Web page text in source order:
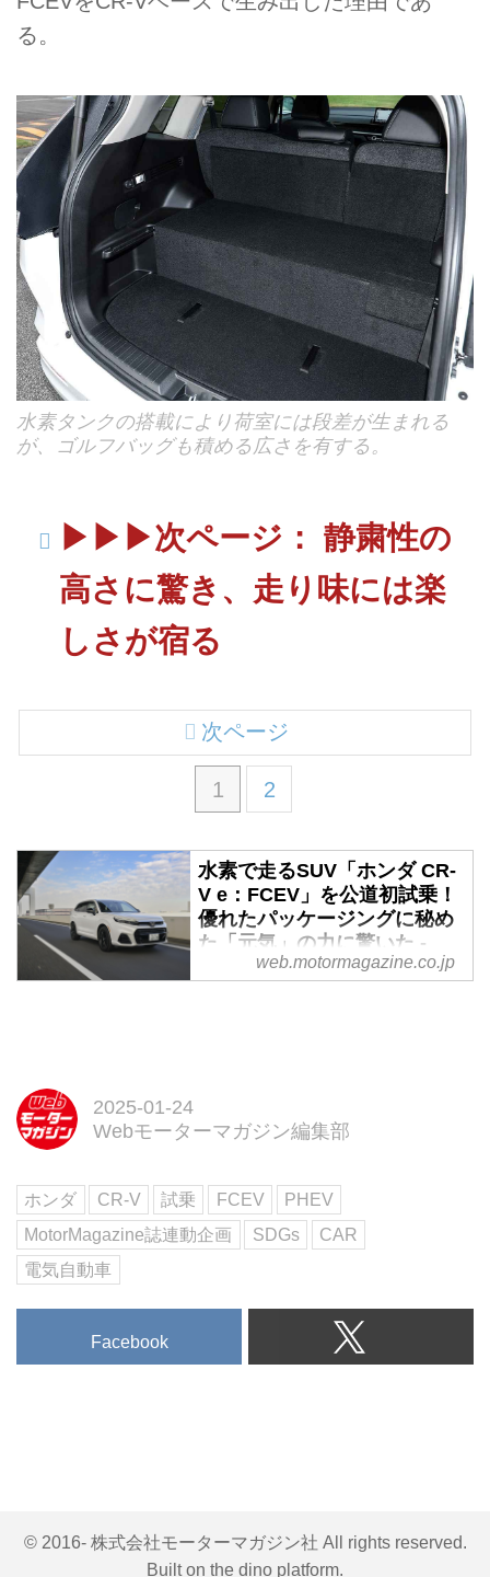
る。
水素タンクの搭載により荷室には段差が生まれる
が、ゴルフバッグも積める広さを有する。
▶▶▶次ページ： 静粛性の
高さに驚き、走り味には楽
しさが宿る
1 2
次ページ
水素で走るSUV「ホンダ CR-
V e：FCEV」を公道初試乗！
優れたパッケージングに秘め
た「元気」の力に驚いた -
Webモーターマガジン
ました。新しい時代を創造する
す。（文：神原 久Webモーター
マガジン編集部／写真：永元秀
和）
web.motormagazine.co.jp
2025-01-24
Webモーターマガジン編集部
ホンダ CR-V 試乗 FCEV
PHEV
MotorMagazine誌連動企画
SDGs
CAR
電気自動車
Facebook
© 2016- 株式会社モーターマガジン社 All rights reserved.
Built on the dino platform.